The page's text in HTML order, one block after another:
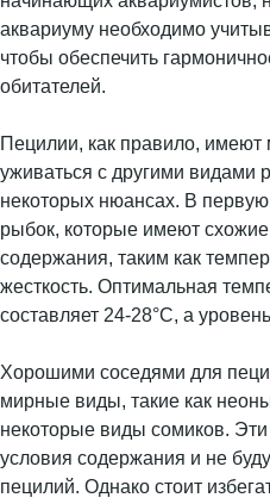
аквариуму необходимо
чтобы обеспечить
обитателей.
Пецилии, как правило, имеют
уживаться с другими видами
некоторых нюансах. В
рыбок, которые имеют
содержания, таким как
жесткость. Оптимальная
составляет 24-28°C, а
Хорошими соседями для
мирные виды, такие как
некоторые виды сомиков.
условия содержания и не
пецилий. Однако стоит